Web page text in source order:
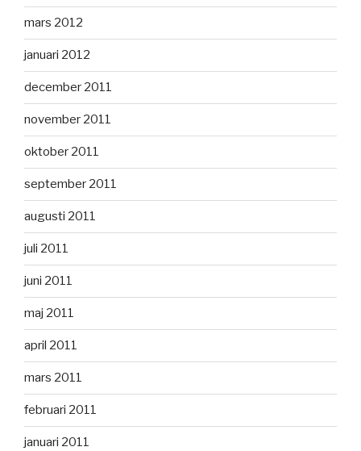
mars 2012
januari 2012
december 2011
november 2011
oktober 2011
september 2011
augusti 2011
juli 2011
juni 2011
maj 2011
april 2011
mars 2011
februari 2011
januari 2011